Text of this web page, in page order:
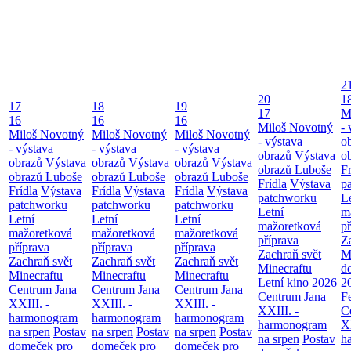
17
16
Miloš Novotný
- výstava
obrazů Výstava
obrazů Luboše
Frídla Výstava
patchworku
Letní
mažoretková
příprava
Zachraň svět
Minecraftu
Centrum Jana
XXIII. -
harmonogram
na srpen Postav
domeček pro
18
16
Miloš Novotný
- výstava
obrazů Výstava
obrazů Luboše
Frídla Výstava
patchworku
Letní
mažoretková
příprava
Zachraň svět
Minecraftu
Centrum Jana
XXIII. -
harmonogram
na srpen Postav
domeček pro
19
16
Miloš Novotný
- výstava
obrazů Výstava
obrazů Luboše
Frídla Výstava
patchworku
Letní
mažoretková
příprava
Zachraň svět
Minecraftu
Centrum Jana
XXIII. -
harmonogram
na srpen Postav
domeček pro
20
17
Miloš Novotný
- výstava
obrazů Výstava
obrazů Luboše
Frídla Výstava
patchworku
Letní
mažoretková
příprava
Zachraň svět
Minecraftu
Letní kino 2026
Centrum Jana
XXIII. -
harmonogram
na srpen Postav
-